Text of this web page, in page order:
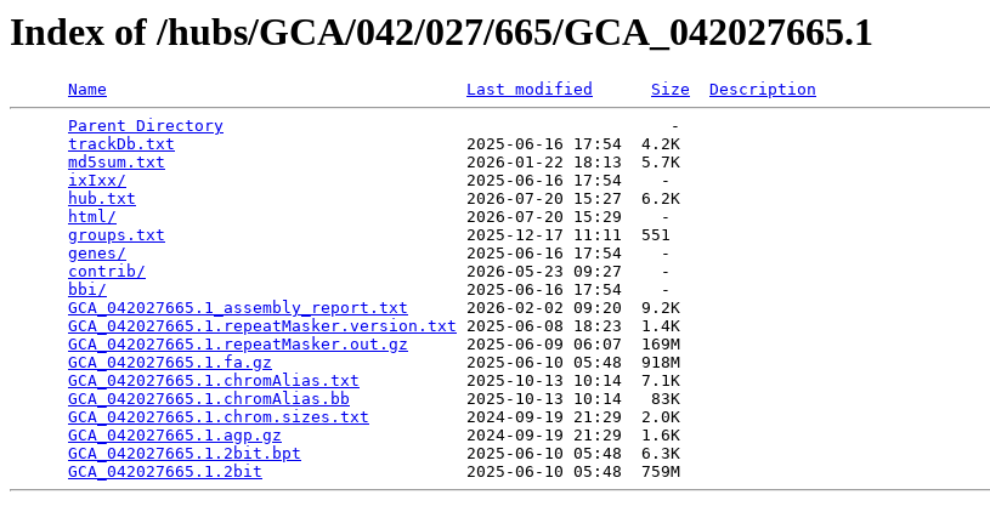
Index of /hubs/GCA/042/027/665/GCA_042027665.1
Name Last modified Size
Description
Parent Directory
                                              -
trackDb.txt
                              2025-06-16 17:54  4.2K
md5sum.txt
                               2026-01-22 18:13  5.7K
ixIxx/
                                   2025-06-16 17:54    -
hub.txt
                                  2026-07-20 15:27  6.2K
html/
                                    2026-07-20 15:29    -
groups.txt
                               2025-12-17 11:11  551
genes/
                                   2025-06-16 17:54    -
contrib/
                                 2026-05-23 09:27    -
bbi/
                                     2025-06-16 17:54    -
GCA_042027665.1_assembly_report.txt
      2026-02-02 09:20  9.2K
GCA_042027665.1.repeatMasker.version.txt 2025-06-08 18:23  1.4K
GCA_042027665.1.repeatMasker.out.gz
      2025-06-09 06:07  169M
GCA_042027665.1.fa.gz
                    2025-06-10 05:48  918M
GCA_042027665.1.chromAlias.txt
           2025-10-13 10:14  7.1K
GCA_042027665.1.chromAlias.bb
            2025-10-13 10:14   83K
GCA_042027665.1.chrom.sizes.txt
          2024-09-19 21:29  2.0K
GCA_042027665.1.agp.gz
                   2024-09-19 21:29  1.6K
GCA_042027665.1.2bit.bpt
                 2025-06-10 05:48  6.3K
GCA_042027665.1.2bit